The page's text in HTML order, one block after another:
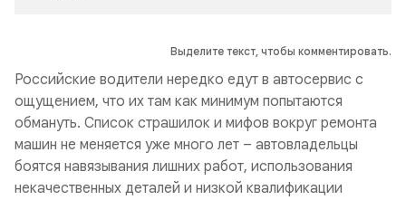
Выделите текст, чтобы комментировать.
Российские водители нередко едут в автосервис с
ощущением, что их там как минимум попытаются
обмануть. Список страшилок и мифов вокруг ремонта
машин не меняется уже много лет – автовладельцы
боятся навязывания лишних работ, использования
некачественных деталей и низкой квалификации